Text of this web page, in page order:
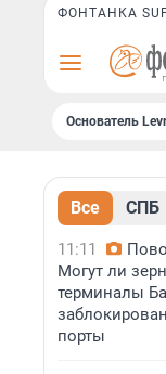
ФОНТАНКА
Основатель
Все СПБ
11:11
Могут ли
терминалы
порты